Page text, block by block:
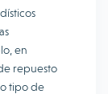
en
repuesto
tipo de